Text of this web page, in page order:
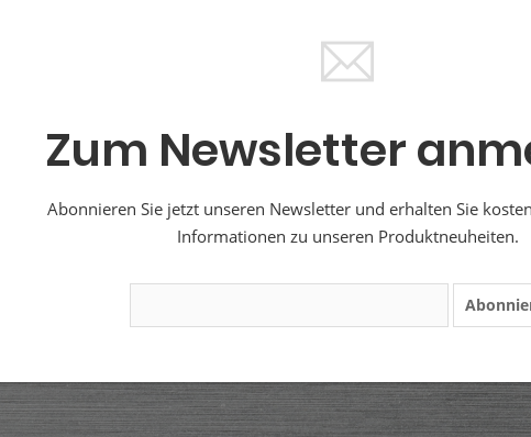
Zum Newsletter
Abonnieren Sie jetzt unseren Newsletter und erhalten Sie
Informationen zu unseren Produktneuheiten.